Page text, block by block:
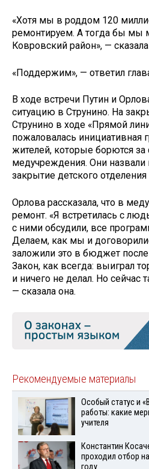
«Хотя мы в роддом 120
ремонтируем. А тогда бы мы
Ковровский район», — сказала
«Поддержим», — ответил
В ходе встречи Путин и
ситуацию в Струнино. На
Струнино в ходе «Прямой
пожаловалась инициативная
жителей, которые борются за
медучреждения. Они назвали
закрытие детского
Орлова рассказала, что в
ремонт. «Я встретилась с
с ними обсудили, все
Делаем, как мы и
заложили это в бюджет
Закон, как всегда: выиграл
и ничего не делал. Но сейчас
— сказала она.
Рекомендуемые материалы
Особый статус и
работы: какие
учителя
Константин
проходил отбор
году